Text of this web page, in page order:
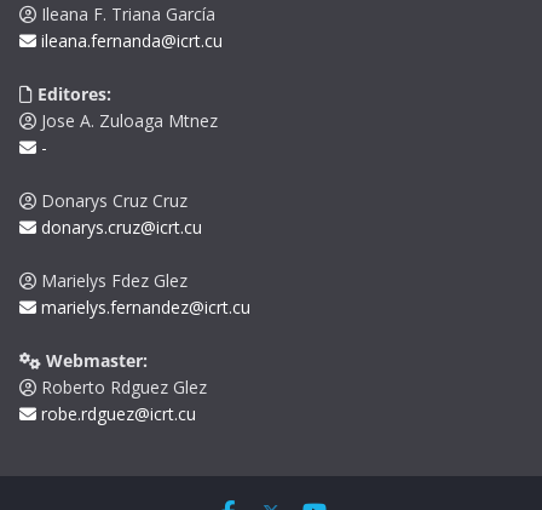
Ileana F. Triana García
ileana.fernanda@icrt.cu
Editores:
Jose A. Zuloaga Mtnez
-
Donarys Cruz Cruz
donarys.cruz@icrt.cu
Marielys Fdez Glez
marielys.fernandez@icrt.cu
Webmaster:
Roberto Rdguez Glez
robe.rdguez@icrt.cu